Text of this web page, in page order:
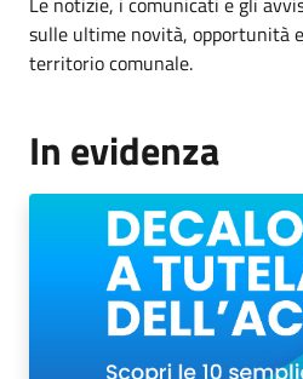
sulle ultime novità, opportunità
territorio comunale.
In evidenza